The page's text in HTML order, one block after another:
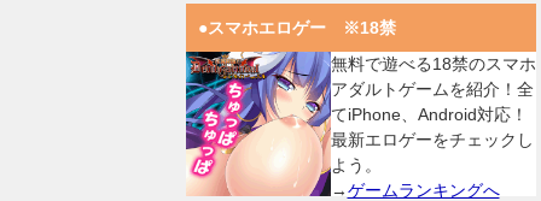
●スマホエロゲー ※18禁
無料で遊べる18禁のスマホ
アダルトゲームを紹介！全
てiPhone、Android対応！
最新エロゲーをチェックし
よう。
→ゲームランキングへ